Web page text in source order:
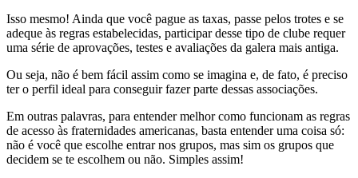
Isso mesmo! Ainda que você pague as taxas, passe pelos trotes e se
adeque às regras estabelecidas, participar desse tipo de clube requer
uma série de aprovações, testes e avaliações da galera mais antiga.
Ou seja, não é bem fácil assim como se imagina e, de fato, é preciso
ter o perfil ideal para conseguir fazer parte dessas associações.
Em outras palavras, para entender melhor como funcionam as regras
de acesso às fraternidades americanas, basta entender uma coisa só:
não é você que escolhe entrar nos grupos, mas sim os grupos que
decidem se te escolhem ou não. Simples assim!